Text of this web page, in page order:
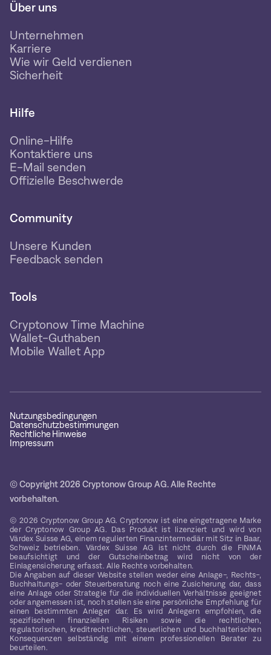
Über uns
Unternehmen
Karriere
Wie wir Geld verdienen
Sicherheit
Hilfe
Online-Hilfe
Kontaktiere uns
E-Mail senden
Offizielle Beschwerde
Community
Unsere Kunden
Feedback senden
Tools
Cryptonow Time Machine
Wallet-Guthaben
Mobile Wallet App
Nutzungsbedingungen
Datenschutzbestimmungen
Rechtliche Hinweise
Impressum
© Copyright 2026 Cryptonow Group AG. Alle Rechte
vorbehalten.
© 2026 Cryptonow Group AG. Cryptonow ist eine eingetragene Marke
der Cryptonow Group AG. Das Produkt ist lizenziert und wird von
Värdex Suisse AG, einem regulierten Finanzintermediär mit Sitz in Baar,
Schweiz betrieben. Värdex Suisse AG ist nicht durch die FINMA
beaufsichtigt und der Gutscheinbetrag wird nicht von der
Einlagensicherung erfasst. Alle Rechte vorbehalten.
Die Angaben auf dieser Website stellen weder eine Anlage-, Rechts-,
Buchhaltungs- oder Steuerberatung noch eine Zusicherung dar, dass
eine Anlage oder Strategie für die individuellen Verhältnisse geeignet
oder angemessen ist, noch stellen sie eine persönliche Empfehlung für
einen bestimmten Anleger dar. Es wird Anlegern empfohlen, die
spezifischen finanziellen Risiken sowie die rechtlichen,
regulatorischen, kreditrechtlichen, steuerlichen und buchhalterischen
Konsequenzen selbständig mit einem professionellen Berater zu
beurteilen.